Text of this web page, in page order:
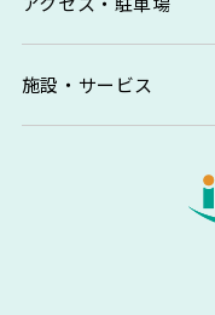
施設・サービス